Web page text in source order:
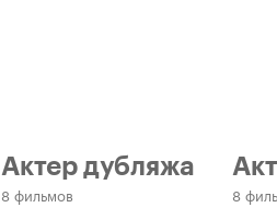
Актер дубляжа
8 фильмов 8